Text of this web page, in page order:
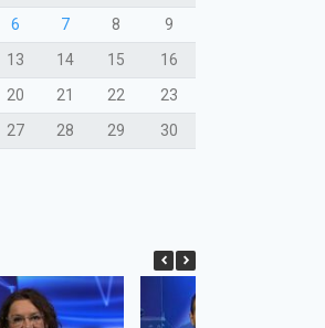
6 7 8
9
13 14 15
16
20 21 22
23
27 28 29
30